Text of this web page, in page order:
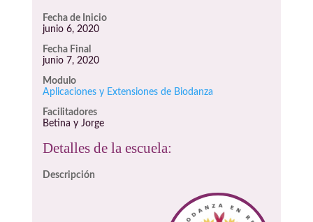
Fecha de Inicio
junio 6, 2020
Fecha Final
junio 7, 2020
Modulo
Aplicaciones y Extensiones de Biodanza
Facilitadores
Betina y Jorge
Detalles de la escuela:
Descripción